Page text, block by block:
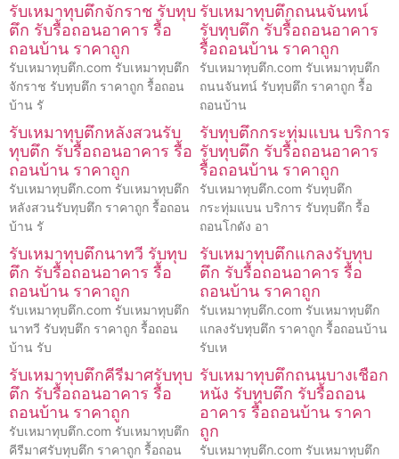
รับเหมาทุบตึกจักราช รับทุบ
ตึก รับรื้อถอนอาคาร รื้อ
ถอนบ้าน ราคาถูก
รับเหมาทุบตึก.com รับเหมาทุบตึก
จักราช รับทุบตึก ราคาถูก รื้อถอน
บ้าน รั
รับเหมาทุบตึกถนนจันทน์
รับทุบตึก รับรื้อถอนอาคาร
รื้อถอนบ้าน ราคาถูก
รับเหมาทุบตึก.com รับเหมาทุบตึก
ถนนจันทน์ รับทุบตึก ราคาถูก รื้อ
ถอนบ้าน
รับเหมาทุบตึกหลังสวนรับ
ทุบตึก รับรื้อถอนอาคาร รื้อ
ถอนบ้าน ราคาถูก
รับเหมาทุบตึก.com รับเหมาทุบตึก
หลังสวนรับทุบตึก ราคาถูก รื้อถอน
บ้าน รั
รับทุบตึกกระทุ่มแบน บริการ
รับทุบตึก รับรื้อถอนอาคาร
รื้อถอนบ้าน ราคาถูก
รับเหมาทุบตึก.com รับทุบตึก
กระทุ่มแบน บริการ รับทุบตึก รื้อ
ถอนโกดัง อา
รับเหมาทุบตึกนาทวี รับทุบ
ตึก รับรื้อถอนอาคาร รื้อ
ถอนบ้าน ราคาถูก
รับเหมาทุบตึก.com รับเหมาทุบตึก
นาทวี รับทุบตึก ราคาถูก รื้อถอน
บ้าน รับ
รับเหมาทุบตึกแกลงรับทุบ
ตึก รับรื้อถอนอาคาร รื้อ
ถอนบ้าน ราคาถูก
รับเหมาทุบตึก.com รับเหมาทุบตึก
แกลงรับทุบตึก ราคาถูก รื้อถอนบ้าน
รับเห
รับเหมาทุบตึกคีรีมาศรับทุบ
ตึก รับรื้อถอนอาคาร รื้อ
ถอนบ้าน ราคาถูก
รับเหมาทุบตึก.com รับเหมาทุบตึก
คีรีมาศรับทุบตึก ราคาถูก รื้อถอน
รับเหมาทุบตึกถนนบางเชือก
หนัง รับทุบตึก รับรื้อถอน
อาคาร รื้อถอนบ้าน ราคา
ถูก
รับเหมาทุบตึก.com รับเหมาทุบตึก